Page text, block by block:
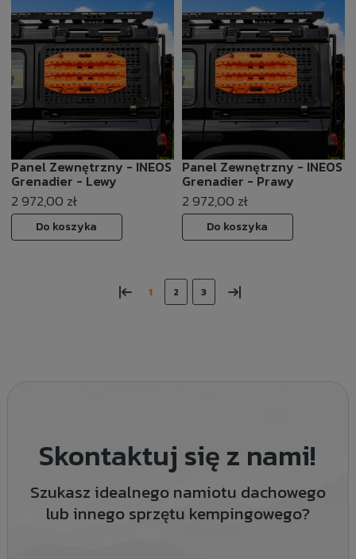
Panel Zewnętrzny - INEOS
Grenadier - Lewy
2 972,00 zł
Do koszyka
Panel Zewnętrzny - INEOS
Grenadier - Prawy
2 972,00 zł
Do koszyka
« 1 2 3 »
Skontaktuj się z nami!
Szukasz idealnego namiotu dachowego
lub innego sprzętu kempingowego?